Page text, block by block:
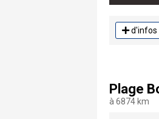
d'infos
Plage
à 6874 km